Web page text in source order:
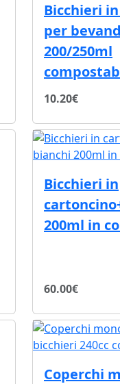
Bicchieri
per
200/250ml
10.20€
Bicchieri in
200ml in
60.00€
Coperchi